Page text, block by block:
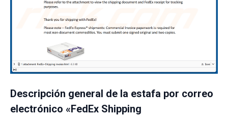
Descripción general de la estafa por correo
electrónico «FedEx Shipping